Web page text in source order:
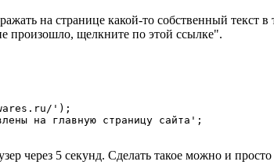
на странице какой-то собственный
произошло, щелкните по этой ссылке".
');
через 5 секунд. Сделать такое можно и